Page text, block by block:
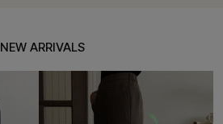
NEW ARRIVALS